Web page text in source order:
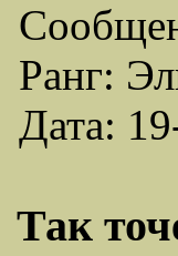
Ранг:
Дата:
Так